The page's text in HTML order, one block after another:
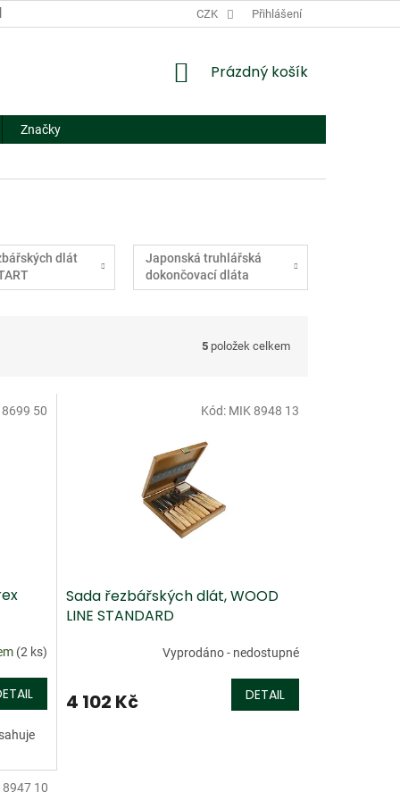
NÁHRADNÍ PLNĚNÍ
CZK Přihlášení
NÁKUPNÍ
Prázdný košík
Značky
dlát
Japonská truhlářská
dokončovací dláta
5 položek celkem
(2 ks)
8699 50
Sada řezbářských dlát, WOOD
LINE STANDARD
Vyprodáno - nedostupné
4 102 Kč DETAIL
Kód: MIK 8948 13
8947 10